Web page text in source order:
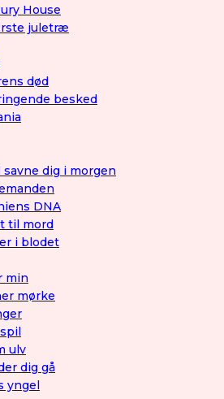
House
juletræ
død
besked
savne dig i morgen
DNA
til mord
i blodet
min
mørke
ulv
dig gå
yngel